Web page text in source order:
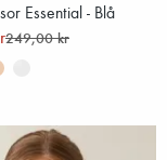
Essential - Blå
249,00 kr